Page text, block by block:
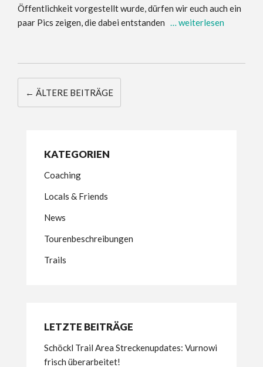
Öffentlichkeit vorgestellt wurde, dürfen wir euch auch ein
paar Pics zeigen, die dabei entstanden … weiterlesen
← ÄLTERE BEITRÄGE
KATEGORIEN
Coaching
Locals & Friends
News
Tourenbeschreibungen
Trails
LETZTE BEITRÄGE
Schöckl Trail Area Streckenupdates: Vurnowi
frisch überarbeitet!